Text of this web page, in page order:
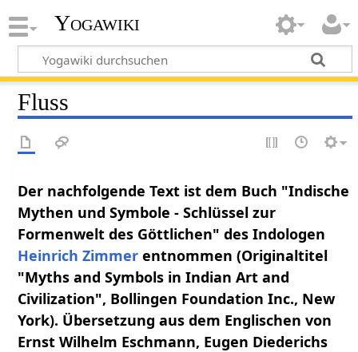
Yogawiki
Fluss
Der nachfolgende Text ist dem Buch "Indische
Mythen und Symbole - Schlüssel zur
Formenwelt des Göttlichen" des Indologen
Heinrich Zimmer entnommen (Originaltitel
"Myths and Symbols in Indian Art and
Civilization", Bollingen Foundation Inc., New
York). Übersetzung aus dem Englischen von
Ernst Wilhelm Eschmann, Eugen Diederichs